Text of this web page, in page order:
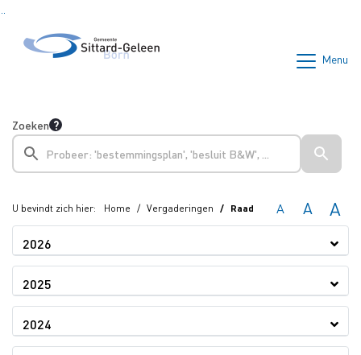
Menu
Zoeken
U bevindt zich hier: Home Vergaderingen Raad A A A
2026
2025
2024